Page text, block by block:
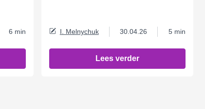
6 min I. Melnychuk 30.04.26 5 min
Lees verder